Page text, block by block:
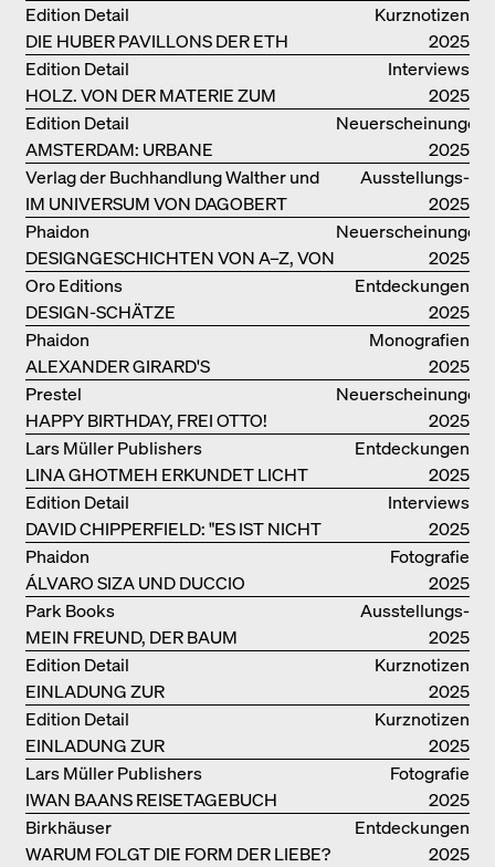
Kurznotizen
DIE HUBER PAVILLONS DER ETH
ZÜRICH – WIEDERVERWENDET!
Edition Detail
2025
Interviews
HOLZ. VON DER MATERIE ZUM
GEBAUTEN
Edition Detail
2025
Neuerscheinungen
AMSTERDAM: URBANE
ARCHITEKTUR UND LEBENSRÄUME
Edition Detail
2025
Ausstellungs­
kataloge
IM UNIVERSUM VON DAGOBERT
PECHE
Verlag der Buchhandlung Walther und
Franz König
2025
Neuerscheinungen
DESIGNGESCHICHTEN VON A–Z, VON
GAE AULENTI BIS ZU SORI YANAGI
Phaidon
2025
Entdeckungen
DESIGN-SCHÄTZE
WIEDERENTDECKT: FINN JUHLS
CHIEFTAIN CHAIR
Oro Editions
2025
Monografien
ALEXANDER GIRARD'S
OPTIMISTISCHE ENTWÜRFE
Phaidon
2025
Neuerscheinungen
HAPPY BIRTHDAY, FREI OTTO!
Prestel
2025
Entdeckungen
LINA GHOTMEH ERKUNDET LICHT
UND DUNKELHEIT
Lars Müller Publishers
2025
Interviews
DAVID CHIPPERFIELD: "ES IST NICHT
SO LEICHT, BERLIN ZU MÖGEN"
Edition Detail
2025
Fotografie
ÁLVARO SIZA UND DUCCIO
MALAGAMBA: SKIZZEN UND
FOTOGRAFIEN
Phaidon
2025
Ausstellungs­
kataloge
MEIN FREUND, DER BAUM
Park Books
2025
Kurznotizen
EINLADUNG ZUR
BUCHVORSTELLUNG
Edition Detail
2025
Kurznotizen
EINLADUNG ZUR
BUCHPRÄSENTATION IM
BREGENZERWALD
Edition Detail
2025
Fotografie
IWAN BAANS REISETAGEBUCH
Lars Müller Publishers
2025
Entdeckungen
WARUM FOLGT DIE FORM DER LIEBE?
Birkhäuser
2025